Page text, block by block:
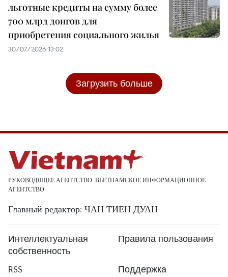
льготные кредиты на сумму более
700 млрд донгов для
приобретения социального жилья
30/07/2026 13:02
Загрузить больше
РУКОВОДЯЩЕЕ АГЕНТСТВО: ВЬЕТНАМСКОЕ ИНФОРМАЦИОННОЕ
АГЕНТСТВО
Главный редактор: ЧАН ТИЕН ДУАН
Интеллектуальная
собственность
Правила пользования
RSS Поддержка